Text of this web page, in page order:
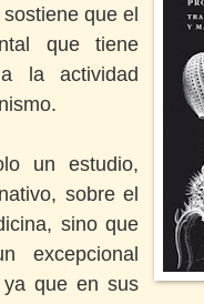
que el
que tiene
la actividad
un estudio,
sobre el
sino que
excepcional
ya que en sus